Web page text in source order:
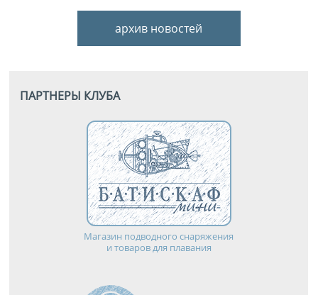
архив новостей
ПАРТНЕРЫ КЛУБА
Магазин подводного снаряжения
и товаров для плавания